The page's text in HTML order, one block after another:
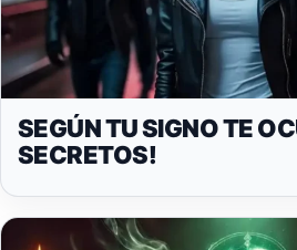
SEGÚN TU SIGNO TE
SECRETOS!